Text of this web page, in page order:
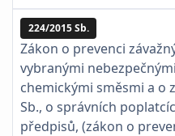
224/2015 Sb.
Zákon o prevenci
vybranými
chemickými směsmi a o
Sb., o správních
předpisů, (zákon o